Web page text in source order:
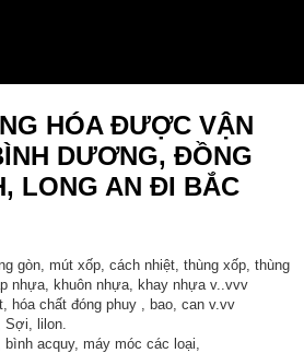
HÓA ĐƯỢC VẬN
DƯƠNG, ĐỒNG
LONG AN ĐI BẮC
gòn, mút xốp, cách nhiệt, thùng xốp, thùng
nhựa, khuôn nhựa, khay nhựa v..vvv
hóa chất đóng phuy , bao, can v.vv
Sợi, lilon.
acquy, máy móc các loại,